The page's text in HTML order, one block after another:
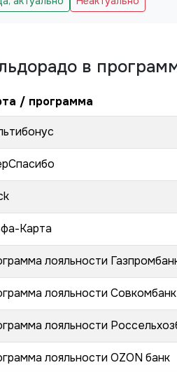
в
/ программа
Карта
лояльности
лояльности Совкомбанк
лояльности
лояльности OZON банк